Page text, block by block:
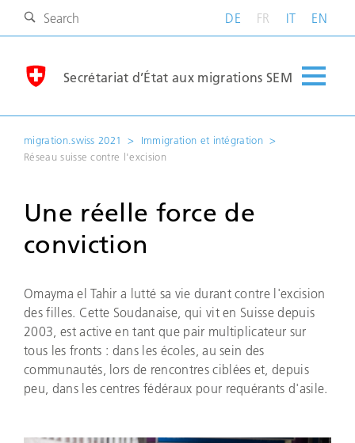
DE FR IT EN
Secrétariat d’État aux migrations SEM
migration.swiss 2021
Immigration et intégration
Réseau suisse contre l'excision
Une réelle force de
conviction
Omayma el Tahir a lutté sa vie durant contre l'excision
des filles. Cette Soudanaise, qui vit en Suisse depuis
2003, est active en tant que pair multiplicateur sur
tous les fronts : dans les écoles, au sein des
communautés, lors de rencontres ciblées et, depuis
peu, dans les centres fédéraux pour requérants d'asile.